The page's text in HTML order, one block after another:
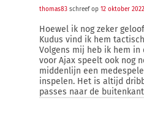
thomas83 schreef op 12 oktober
Hoewel ik nog zeker
Kudus vind ik hem
Volgens mij heb ik hem
voor Ajax speelt ook nog
middenlijn een
inspelen. Het is altijd
passes naar de